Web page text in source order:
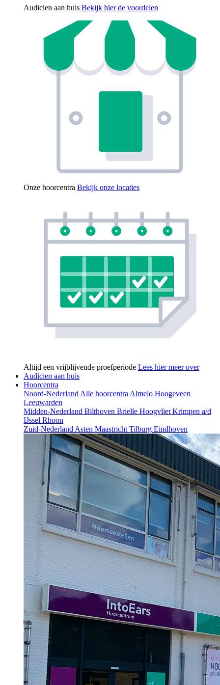
Audicien aan huis Bekijk hier de voordelen
Onze hoorcentra Bekijk onze locaties
Altijd een vrijblijvende proefperiode Lees hier meer over
Audicien aan huis
Hoorcentra
Noord-Nederland Alle hoorcentra Almelo Hoogeveen
Leeuwarden
Midden-Nederland Bilthoven Brielle Hoogvliet Krimpen a/d
IJssel Rhoon
Zuid-Nederland Asten Maastricht Tilburg Eindhoven